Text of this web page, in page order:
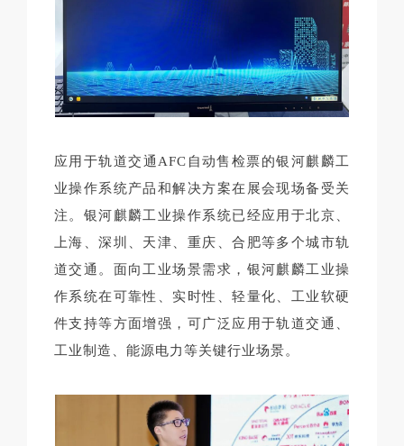
应用于轨道交通AFC自动售检票的银河麒麟工
业操作系统产品和解决方案在展会现场备受关
注。银河麒麟工业操作系统已经应用于北京、
上海、深圳、天津、重庆、合肥等多个城市轨
道交通。面向工业场景需求，银河麒麟工业操
作系统在可靠性、实时性、轻量化、工业软硬
件支持等方面增强，可广泛应用于轨道交通、
工业制造、能源电力等关键行业场景。